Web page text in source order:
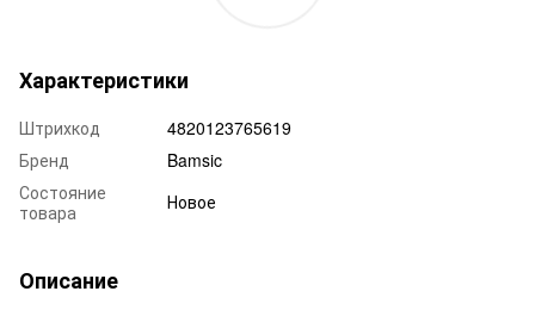
Характеристики
Штрихкод
4820123765619
Бренд
Bamsic
Состояние
товара
Новое
Описание